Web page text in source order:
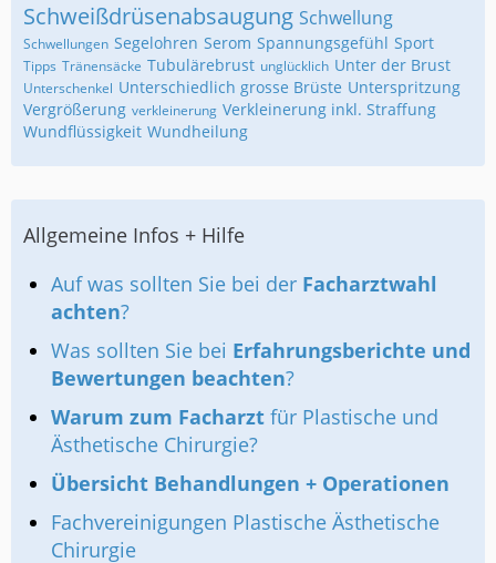
Schweißdrüsenabsaugung Schwellung
Schwellungen Segelohren Serom Spannungsgefühl Sport
Tipps Tränensäcke Tubulärebrust unglücklich Unter der Brust
Unterschenkel Unterschiedlich grosse Brüste Unterspritzung
Vergrößerung verkleinerung Verkleinerung inkl. Straffung
Wundflüssigkeit Wundheilung
Allgemeine Infos + Hilfe
Auf was sollten Sie bei der Facharztwahl
achten?
Was sollten Sie bei Erfahrungsberichte und
Bewertungen beachten?
Warum zum Facharzt für Plastische und
Ästhetische Chirurgie?
Übersicht Behandlungen + Operationen
Fachvereinigungen Plastische Ästhetische
Chirurgie